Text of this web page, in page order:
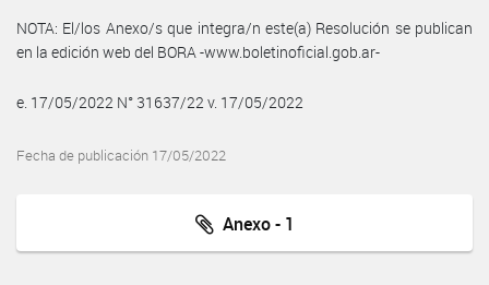
NOTA: El/los Anexo/s que integra/n este(a) Resolución se publican
en la edición web del BORA -www.boletinoficial.gob.ar-
e. 17/05/2022 N° 31637/22 v. 17/05/2022
Fecha de publicación 17/05/2022
Anexo - 1